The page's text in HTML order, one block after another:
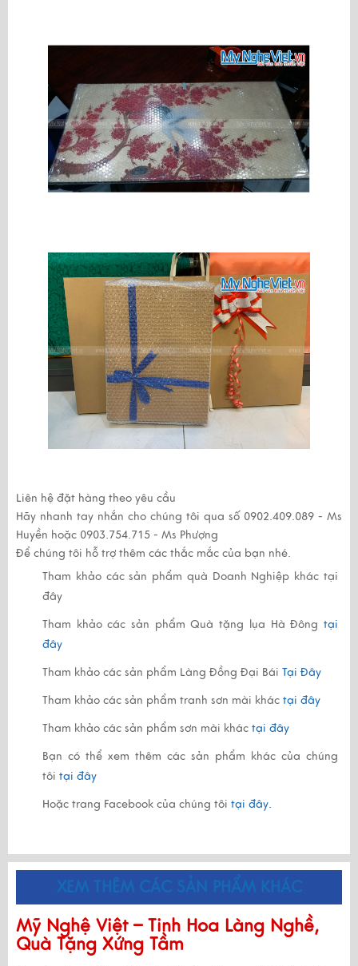
Liên hệ đặt hàng theo yêu cầu
Hãy nhanh tay nhắn cho chúng tôi qua số 0902.409.089 - Ms
Huyền hoặc 0903.754.715 - Ms Phượng
Để chúng tôi hỗ trợ thêm các thắc mắc của bạn nhé.
Tham khảo các sản phẩm quà Doanh Nghiệp khác tại
đây
Tham khảo các sản phẩm Quà tặng lụa Hà Đông tại
đây
Tham khảo các sản phẩm Làng Đồng Đại Bái Tại Đây
Tham khảo các sản phẩm tranh sơn mài khác tại đây
Tham khảo các sản phẩm sơn mài khác tại đây
Bạn có thể xem thêm các sản phẩm khác của chúng
tôi tại đây
Hoặc trang Facebook của chúng tôi tại đây.
XEM THÊM CÁC SẢN PHẨM KHÁC
Mỹ Nghệ Việt – Tinh Hoa Làng Nghề,
Quà Tặng Xứng Tầm